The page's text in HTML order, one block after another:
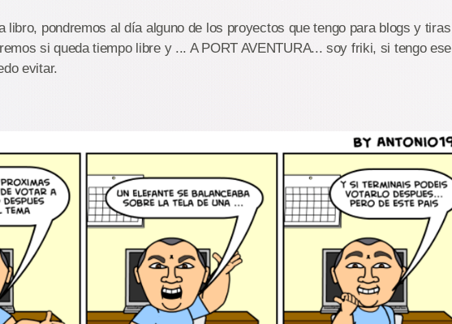
libro, pondremos al día alguno de los proyectos que tengo para blogs y tiras
si queda tiempo libre y ... A PORT AVENTURA... soy friki, si tengo ese
evitar.